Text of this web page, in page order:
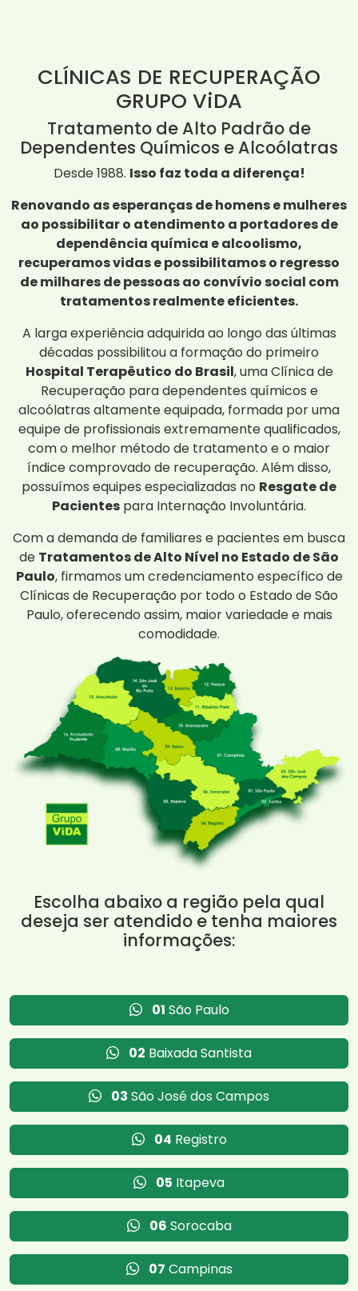
CLÍNICAS DE RECUPERAÇÃO
GRUPO ViDA
Tratamento de Alto Padrão de
Dependentes Químicos e Alcoólatras
Desde 1988. Isso faz toda a diferença!
Renovando as esperanças de homens e mulheres
ao possibilitar o atendimento a portadores de
dependência química e alcoolismo,
recuperamos vidas e possibilitamos o regresso
de milhares de pessoas ao convívio social com
tratamentos realmente eficientes.
A larga experiência adquirida ao longo das últimas
décadas possibilitou a formação do primeiro
Hospital Terapêutico do Brasil, uma Clínica de
Recuperação para dependentes químicos e
alcoólatras altamente equipada, formada por uma
equipe de profissionais extremamente qualificados,
com o melhor método de tratamento e o maior
índice comprovado de recuperação. Além disso,
possuímos equipes especializadas no Resgate de
Pacientes para Internação Involuntária.
Com a demanda de familiares e pacientes em busca
de Tratamentos de Alto Nível no Estado de São
Paulo, firmamos um credenciamento específico de
Clínicas de Recuperação por todo o Estado de São
Paulo, oferecendo assim, maior variedade e mais
comodidade.
Escolha abaixo a região pela qual
deseja ser atendido e tenha maiores
informações:
01 São Paulo
02 Baixada Santista
03 São José dos Campos
04 Registro
05 Itapeva
06 Sorocaba
07 Campinas